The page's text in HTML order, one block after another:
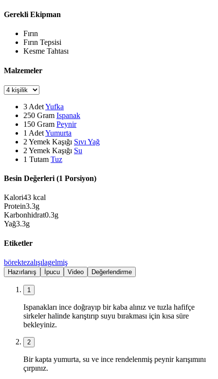
Gerekli Ekipman
Fırın
Fırın Tepsisi
Kesme Tahtası
Malzemeler
3 AdetYufka
250 Gram Ispanak
150 Gram Peynir
1 AdetYumurta
2 Yemek Kaşığı Sıvı Yağ
2 Yemek Kaşığı Su
1 Tutam Tuz
Besin Değerleri (1 Porsiyon)
Kalori43 kcal
Protein3.3g
Karbonhidrat0.3g
Yağ3.3g
Etiketler
börektezalışılagelmiş
Hazırlanış İpucu Video Değerlendirme
1
Ispanakları ince doğrayıp bir kaba alınız ve tuzla hafifçe
sirkeler halinde karıştırıp suyu bırakması için kısa süre
bekleyiniz.
2
Bir kapta yumurta, su ve ince rendelenmiş peynir karışımını
çırpınız.